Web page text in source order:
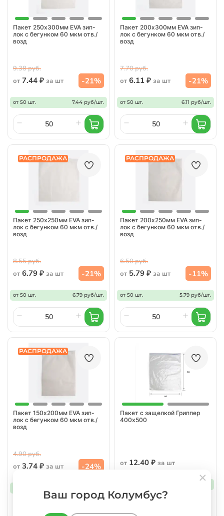
Пакет 250х300мм EVA зип-
лок с бегунком 60 мкм отв./
возд
9.38 руб.
от 7.44 ₽ за шт -21%
от 50 шт. 7.44 руб/шт.
Пакет 200х300мм EVA зип-
лок с бегунком 60 мкм отв./
возд
7.70 руб.
от 6.11 ₽ за шт -21%
от 50 шт. 6.11 руб/шт.
РАСПРОДАЖА
Пакет 250х250мм EVA зип-
лок с бегунком 60 мкм отв./
возд
8.55 руб.
от 6.79 ₽ за шт -21%
от 50 шт. 6.79 руб/шт.
РАСПРОДАЖА
Пакет 200х250мм EVA зип-
лок с бегунком 60 мкм отв./
возд
6.50 руб.
от 5.79 ₽ за шт -11%
от 50 шт. 5.79 руб/шт.
РАСПРОДАЖА
Пакет 150х200мм EVA зип-
лок с бегунком 60 мкм отв./
возд
4.90 руб.
от 3.74 ₽ за шт -24%
Пакет с защелкой Гриппер
400х500
от 12.40 ₽ за шт
Ваш город Колумбус?